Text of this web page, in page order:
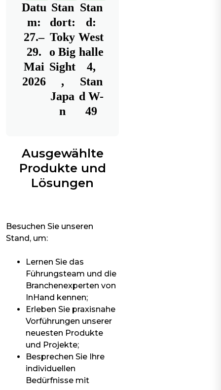
Datu
m:
27.–
29.
Mai
2026
Stan
dort:
Toky
o Big
Sight
,
Japa
n
Stan
d:
West
halle
4,
Stan
d W-
49
Ausgewählte
Produkte und
Lösungen
Besuchen Sie unseren
Stand, um:
Lernen Sie das
Führungsteam und die
Branchenexperten von
InHand kennen;
Erleben Sie praxisnahe
Vorführungen unserer
neuesten Produkte
und Projekte;
Besprechen Sie Ihre
individuellen
Bedürfnisse mit